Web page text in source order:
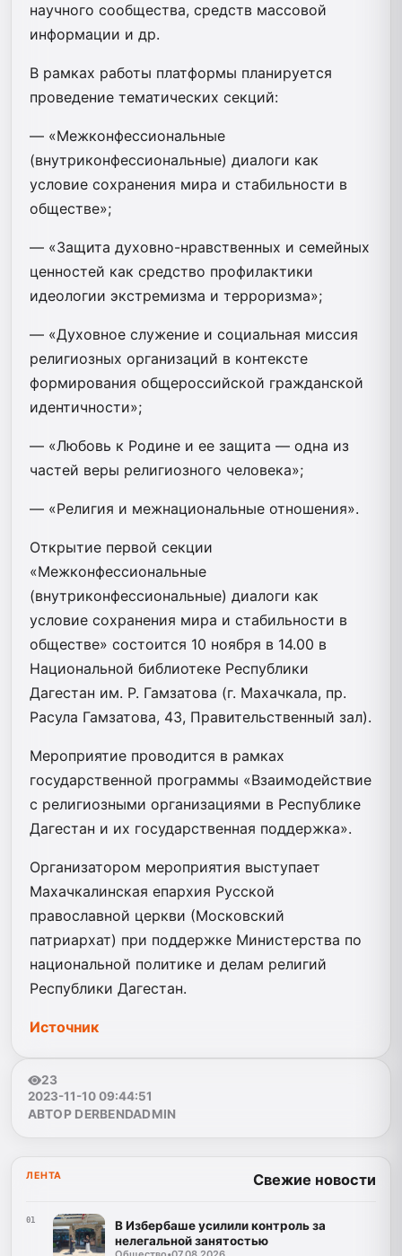
научного сообщества, средств массовой
информации и др.
В рамках работы платформы планируется
проведение тематических секций:
— «Межконфессиональные
(внутриконфессиональные) диалоги как
условие сохранения мира и стабильности в
обществе»;
— «Защита духовно-нравственных и семейных
ценностей как средство профилактики
идеологии экстремизма и терроризма»;
— «Духовное служение и социальная миссия
религиозных организаций в контексте
формирования общероссийской гражданской
идентичности»;
— «Любовь к Родине и ее защита — одна из
частей веры религиозного человека»;
— «Религия и межнациональные отношения».
Открытие первой секции
«Межконфессиональные
(внутриконфессиональные) диалоги как
условие сохранения мира и стабильности в
обществе» состоится 10 ноября в 14.00 в
Национальной библиотеке Республики
Дагестан им. Р. Гамзатова (г. Махачкала, пр.
Расула Гамзатова, 43, Правительственный зал).
Мероприятие проводится в рамках
государственной программы «Взаимодействие
с религиозными организациями в Республике
Дагестан и их государственная поддержка».
Организатором мероприятия выступает
Махачкалинская епархия Русской
православной церкви (Московский
патриархат) при поддержке Министерства по
национальной политике и делам религий
Республики Дагестан.
Источник
23
2023-11-10 09:44:51
АВТОР DERBENDADMIN
ЛЕНТА Свежие новости
01
В Избербаше усилили контроль за
нелегальной занятостью